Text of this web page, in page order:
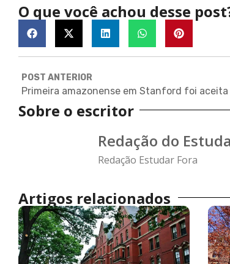
O que você achou desse
POST ANTERIOR
Sobre o escritor
Redação do
Redação Estudar Fora
Artigos relacionados